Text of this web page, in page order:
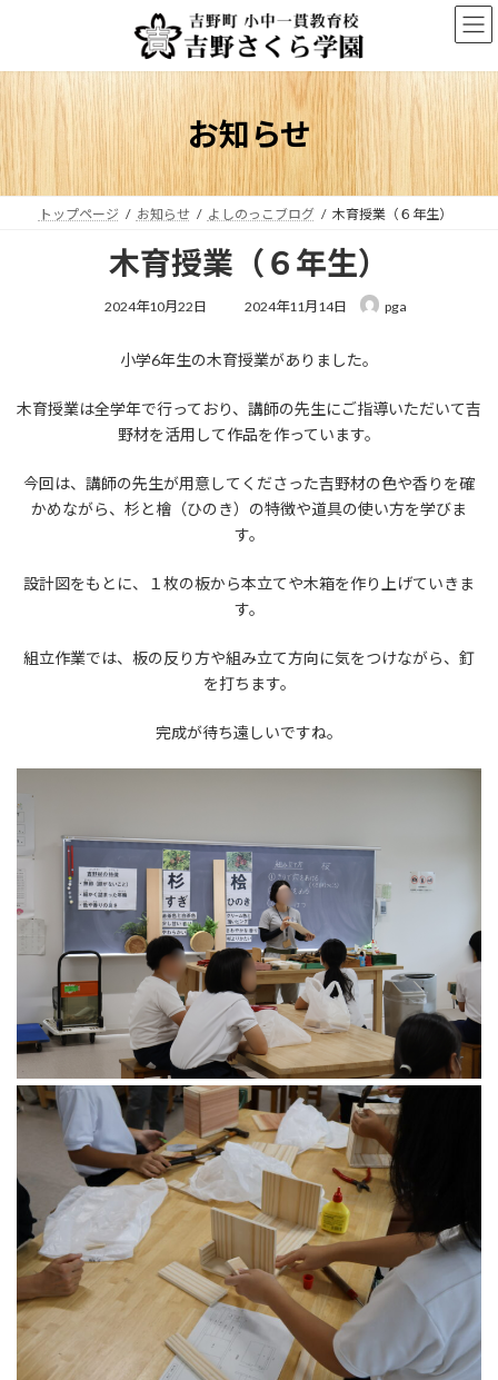
ン
ツ
へ
ス
キ
ー
シ
ョ
ン
に
お知らせ
トップページ お知らせ よしのっこブログ 木育授業（６年生）
木育授業（６年生）
2024年10月22日
最
新
時
2024年11月14日 pga
小学6年生の木育授業がありました。
木育授業は全学年で行っており、講師の先生にご指導いただいて吉
野材を活用して作品を作っています。
今回は、講師の先生が用意してくださった吉野材の色や香りを確
かめながら、杉と檜（ひのき）の特徴や道具の使い方を学びま
す。
設計図をもとに、１枚の板から本立てや木箱を作り上げていきま
す。
組立作業では、板の反り方や組み立て方向に気をつけながら、釘
を打ちます。
完成が待ち遠しいですね。